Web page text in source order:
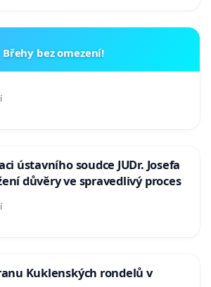
Břehy bez omezení!
ústavního soudce JUDr. Josefa
důvěry ve spravedlivý proces
Kuklenských rondelů v